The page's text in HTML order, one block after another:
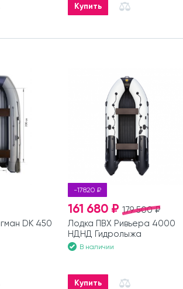
Купить
DK 450
-17820 ₽
179 500 ₽
161 680 ₽
Лодка ПВХ Ривьера 4000
НДНД Гидролыжа
В наличии
Купить